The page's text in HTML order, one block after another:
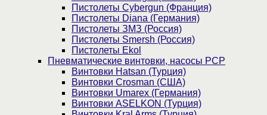
Пистолеты Cybergun (Франция)
Пистолеты Diana (Германия)
Пистолеты ЗМЗ (Россия)
Пистолеты Smersh (Россия)
Пистолеты Ekol
Пневматические винтовки, насосы PCP
Винтовки Hatsan (Турция)
Винтовки Crosman (США)
Винтовки Umarex (Германия)
Винтовки ASELKON (Турция)